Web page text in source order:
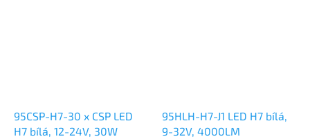
95CSP-H7-30 x CSP LED
H7 bílá, 12-24V, 30W
95HLH-H7-J1 LED H7 bílá,
9-32V, 4000LM